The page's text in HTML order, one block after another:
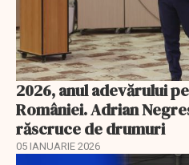
2026, anul adevărului
României. Adrian
răscruce de drumuri
05 IANUARIE 2026